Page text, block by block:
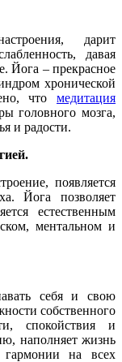
дарит
давая
Йога – прекрасное
хронической
что медитация
головного мозга,
и радости.
появляется
Йога позволяет
естественным
ментальном и
себя и свою
собственного
спокойствия и
наполняет жизнь
на всех